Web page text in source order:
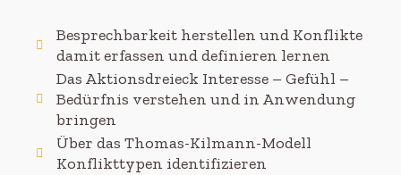
Besprechbarkeit herstellen und Konflikte
damit erfassen und definieren lernen
Das Aktionsdreieck Interesse – Gefühl –
Bedürfnis verstehen und in Anwendung
bringen
Über das Thomas-Kilmann-Modell
Konflikttypen identifizieren